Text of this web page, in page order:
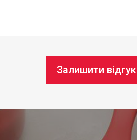
Залишити відгук